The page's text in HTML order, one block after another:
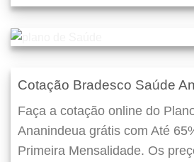
Cotação Bradesco Saúde
Faça a cotação online do
Ananindeua grátis com Até
Primeira Mensalidade. Os